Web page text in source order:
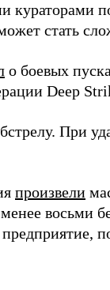
кураторами
стать
о боевых
Deep
При
произвели
восьми